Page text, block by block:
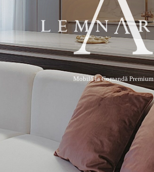
Mobilă la Comandă Premium